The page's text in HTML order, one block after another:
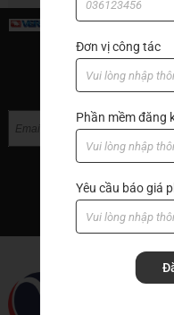
Boring bar
Carbide end mill
End mill with cutter
Grooving
Hand tools
Hạt insert
Machine accessories
Tool holder
Đơn vị công tác
Phần mềm đăng
Yêu cầu báo giá